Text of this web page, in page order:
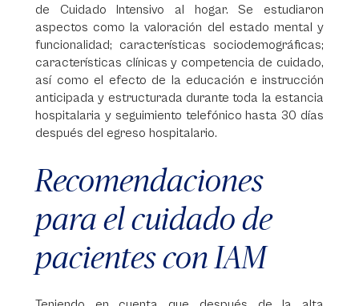
de Cuidado Intensivo al hogar. Se estudiaron
aspectos como la valoración del estado mental y
funcionalidad; características sociodemográficas;
características clínicas y competencia de cuidado,
así como el efecto de la educación e instrucción
anticipada y estructurada durante toda la estancia
hospitalaria y seguimiento telefónico hasta 30 días
después del egreso hospitalario.
Recomendaciones
para el cuidado de
pacientes con IAM